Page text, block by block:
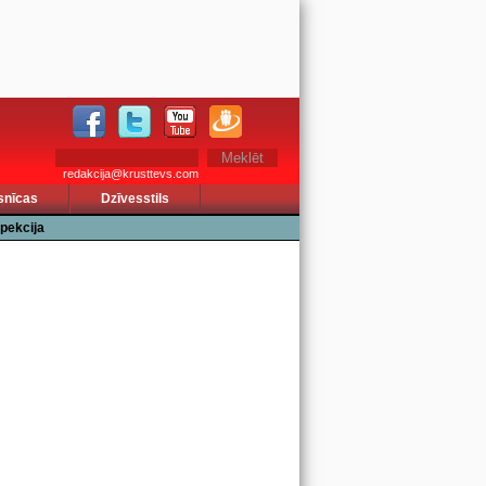
redakcija@krusttevs.com
Dzīvesstils